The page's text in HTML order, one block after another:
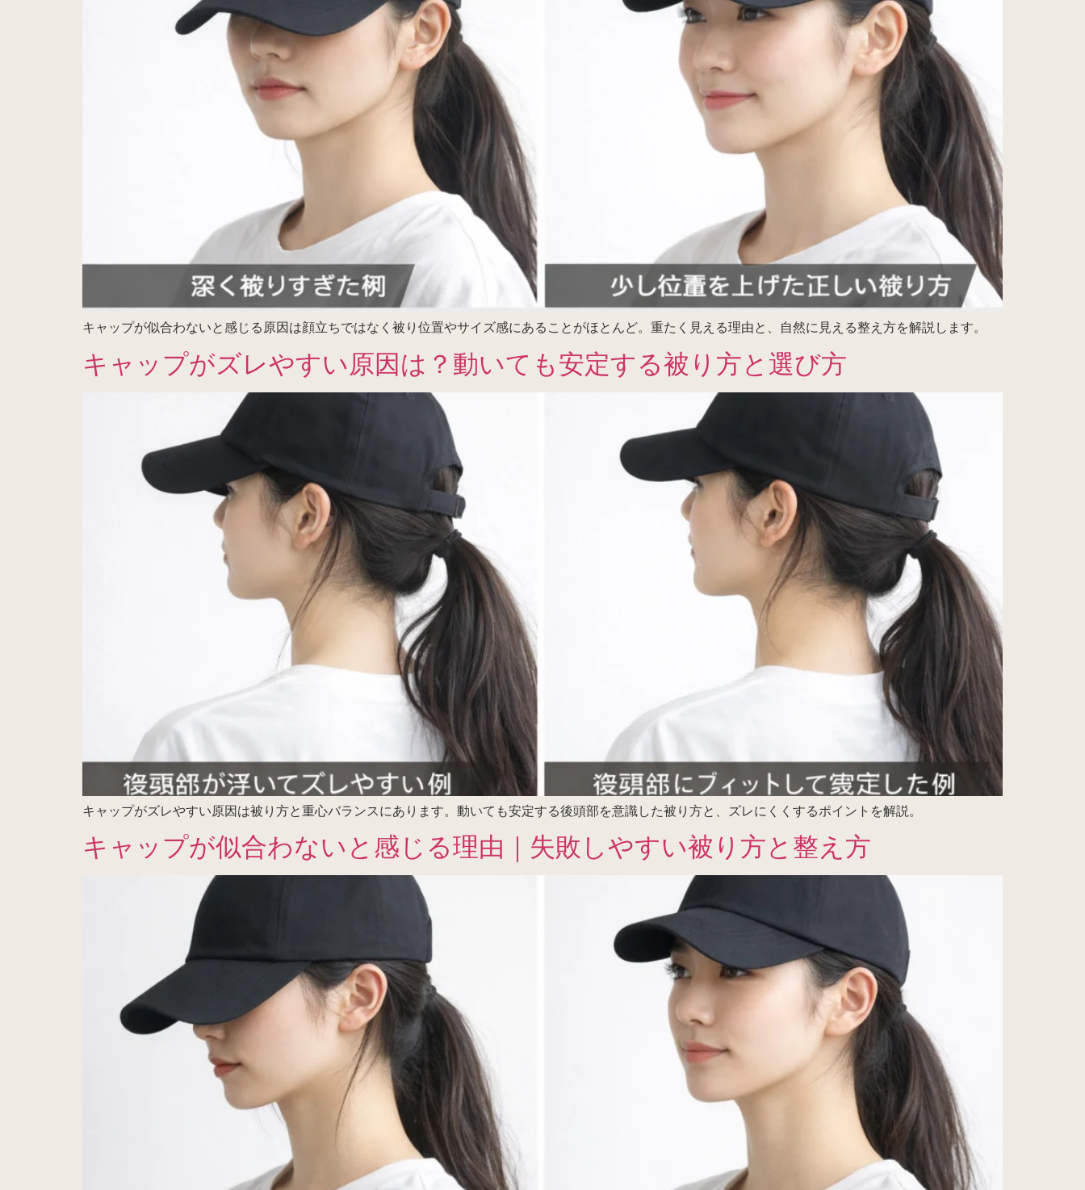
キャップが似合わないと感じる原因は顔立ちではなく被り位置やサイズ感にあることがほとんど。重たく見える理由と、自然に見える整え方を解説します。
キャップがズレやすい原因は？動いても安定する被り方と選び方
キャップがズレやすい原因は被り方と重心バランスにあります。動いても安定する後頭部を意識した被り方と、ズレにくくするポイントを解説。
キャップが似合わないと感じる理由｜失敗しやすい被り方と整え方